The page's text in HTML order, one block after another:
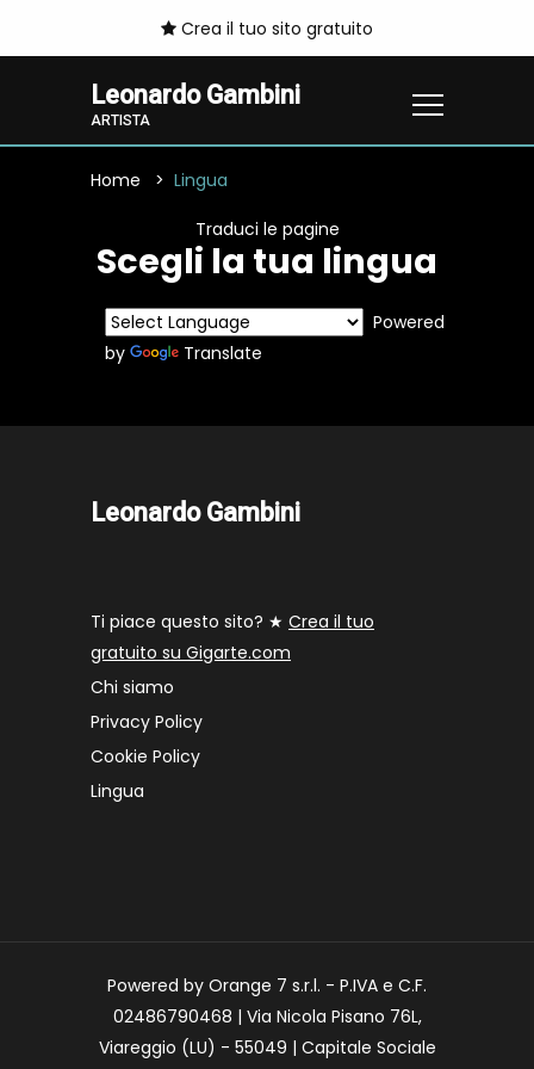
Crea il tuo sito gratuito
Leonardo Gambini
ARTISTA
Home Lingua
Traduci le pagine
Scegli la tua lingua
Powered
by
Translate
Leonardo Gambini
Ti piace questo sito? ★ Crea il tuo
gratuito su Gigarte.com
Chi siamo
Privacy Policy
Cookie Policy
Lingua
Powered by Orange 7 s.r.l. - P.IVA e C.F.
02486790468 | Via Nicola Pisano 76L,
Viareggio (LU) - 55049 | Capitale Sociale